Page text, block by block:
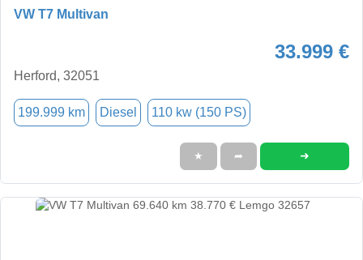
VW T7 Multivan
33.999 €
Herford, 32051
199.999 km Diesel 110 kw (150 PS)
★ ➦ ➜